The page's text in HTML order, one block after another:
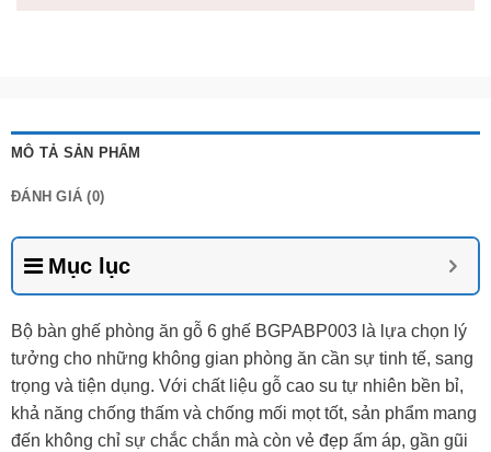
MÔ TẢ SẢN PHẨM
ĐÁNH GIÁ (0)
Mục lục
Bộ bàn ghế phòng ăn gỗ 6 ghế BGPABP003 là lựa chọn lý
tưởng cho những không gian phòng ăn cần sự tinh tế, sang
trọng và tiện dụng. Với chất liệu gỗ cao su tự nhiên bền bỉ,
khả năng chống thấm và chống mối mọt tốt, sản phẩm mang
đến không chỉ sự chắc chắn mà còn vẻ đẹp ấm áp, gần gũi